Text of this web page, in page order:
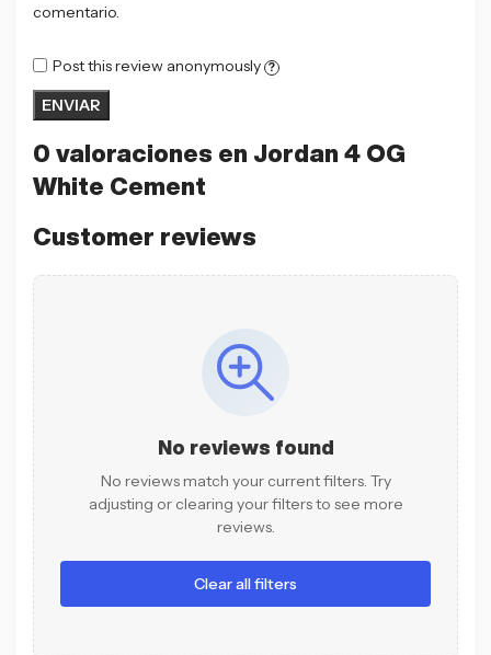
0 valoraciones en Jordan 4 OG
White Cement
Customer reviews
No reviews found
No reviews match your current filters. Try
adjusting or clearing your filters to see more
reviews.
Clear all filters
comentario.
Post this review anonymously ?